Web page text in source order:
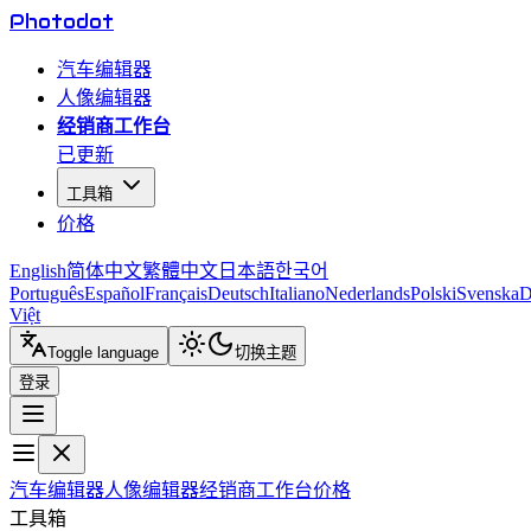
Photodot
汽车编辑器
人像编辑器
经销商工作台
已更新
工具箱
价格
English简体中文繁體中文 日本語한국어
PortuguêsEspañolFrançaisDeutschItalianoNederlandsPolskiSvenska
Việt
Toggle language
切换主题
登录
汽车编辑器人像编辑器经销商工作台价格
工具箱